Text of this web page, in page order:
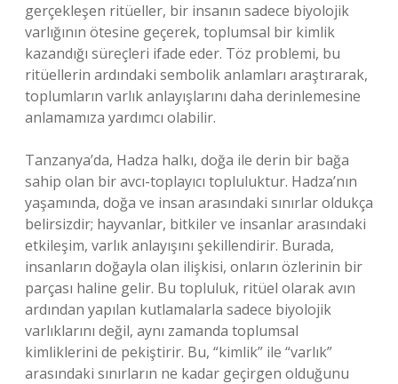
gerçekleşen ritüeller, bir insanın sadece biyolojik
varlığının ötesine geçerek, toplumsal bir kimlik
kazandığı süreçleri ifade eder. Töz problemi, bu
ritüellerin ardındaki sembolik anlamları araştırarak,
toplumların varlık anlayışlarını daha derinlemesine
anlamamıza yardımcı olabilir.
Tanzanya’da, Hadza halkı, doğa ile derin bir bağa
sahip olan bir avcı-toplayıcı topluluktur. Hadza’nın
yaşamında, doğa ve insan arasındaki sınırlar oldukça
belirsizdir; hayvanlar, bitkiler ve insanlar arasındaki
etkileşim, varlık anlayışını şekillendirir. Burada,
insanların doğayla olan ilişkisi, onların özlerinin bir
parçası haline gelir. Bu topluluk, ritüel olarak avın
ardından yapılan kutlamalarla sadece biyolojik
varlıklarını değil, aynı zamanda toplumsal
kimliklerini de pekiştirir. Bu, “kimlik” ile “varlık”
arasındaki sınırların ne kadar geçirgen olduğunu